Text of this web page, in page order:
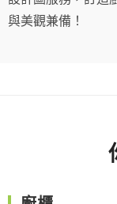
與美觀兼備！